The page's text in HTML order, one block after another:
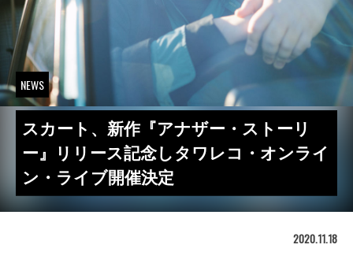
NEWS
スカート、新作『アナザー・ストーリ
ー』リリース記念しタワレコ・オンライ
ン・ライブ開催決定
2020.11.18